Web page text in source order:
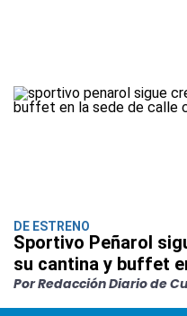
DE ESTRENO
Sportivo Peñarol
su cantina y buffet
Por Redacción Diario de